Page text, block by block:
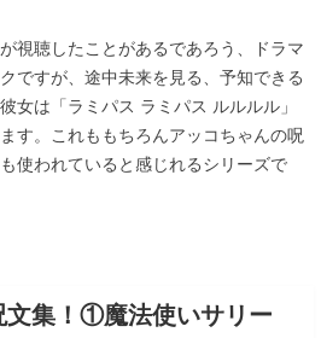
視聴したことがあるであろう、ドラマ
ですが、途中未来を見る、予知できる
女は「ラミパス ラミパス ルルルル」
す。これももちろんアッコちゃんの呪
使われていると感じれるシリーズで
文集！①魔法使いサリー